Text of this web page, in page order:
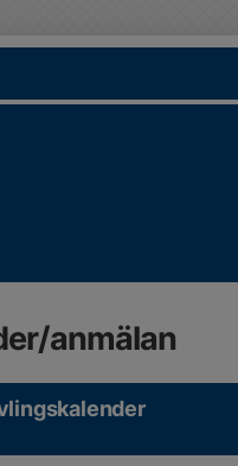
anmälan